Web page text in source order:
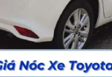
Nóc Xe Toyota Yaris